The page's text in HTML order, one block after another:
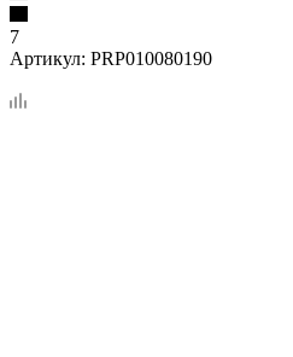
7
Артикул: PRP010080190